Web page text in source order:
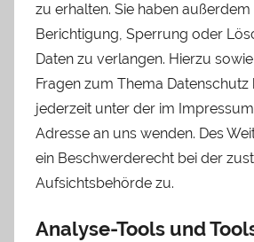
zu erhalten. Sie haben außerdem
Berichtigung, Sperrung oder
Daten zu verlangen. Hierzu
Fragen zum Thema Datenschutz
jederzeit unter der im
Adresse an uns wenden. Des
ein Beschwerderecht bei der
Aufsichtsbehörde zu.
Analyse-Tools und